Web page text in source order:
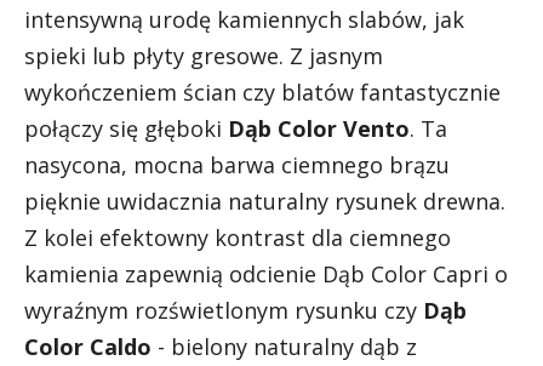
intensywną urodę kamiennych slabów, jak
spieki lub płyty gresowe. Z jasnym
wykończeniem ścian czy blatów fantastycznie
połączy się głęboki Dąb Color Vento. Ta
nasycona, mocna barwa ciemnego brązu
pięknie uwidacznia naturalny rysunek drewna.
Z kolei efektowny kontrast dla ciemnego
kamienia zapewnią odcienie Dąb Color Capri o
wyraźnym rozświetlonym rysunku czy Dąb
Color Caldo - bielony naturalny dąb z